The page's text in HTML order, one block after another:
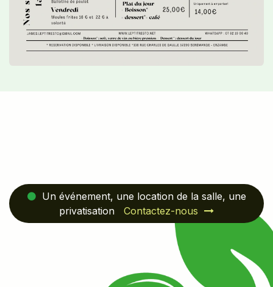
Un événement, une location de la salle, une
privatisation Contactez-nous